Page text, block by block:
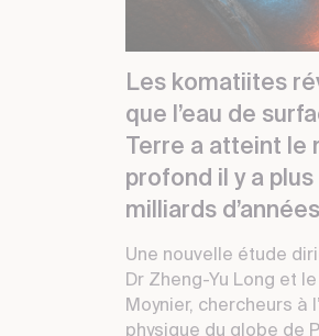
Les komatiites
que l’eau de
Terre a atteint le
profond il y a plus
milliards d’années
Une nouvelle étude
Dr Zheng-Yu Long et
Moynier, chercheurs à
physique du globe de